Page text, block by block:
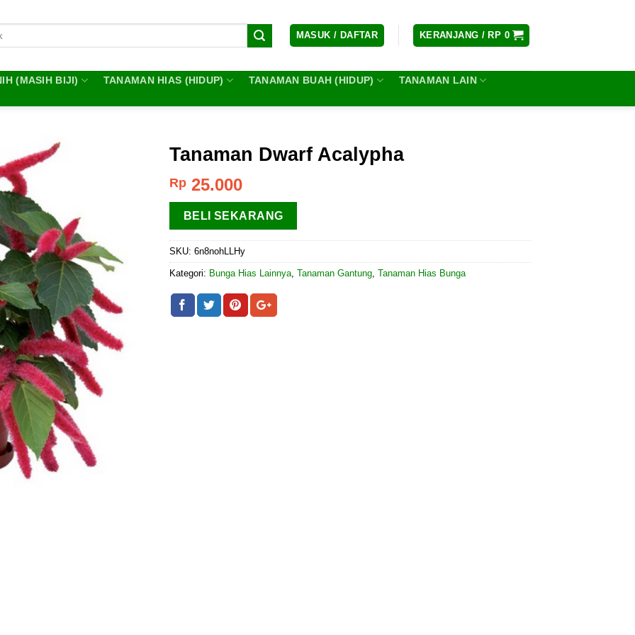
MASUK / DAFTAR KERANJANG / RP 0
(MASIH BIJI) TANAMAN HIAS (HIDUP) TANAMAN BUAH (HIDUP) TANAMAN LAIN
Tanaman Dwarf Acalypha
Rp 25.000
BELI SEKARANG
SKU: 6n8nohLLHy
Kategori: Bunga Hias Lainnya, Tanaman Gantung, Tanaman Hias Bunga